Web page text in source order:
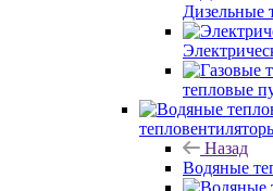
Дизельные
тепловые
Назад
Водяные